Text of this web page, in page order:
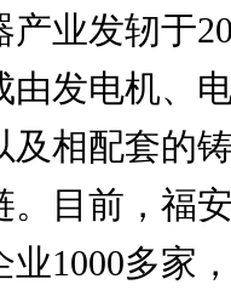
业发轫于20
由发电机、
及相配套的
。目前，福
1000多家